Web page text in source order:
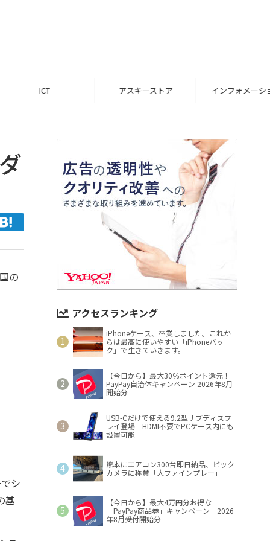
アスキーストア インフォメーション
の
シ
基
アクセスランキング
iPhoneケース、卒業しました。これか
らは最高に使いやすい「iPhoneバッ
ク」で生きていきます。
【今日から】最大30％ポイント還元！
PayPay自治体キャンペーン 2026年8月
開始分
USB-Cだけで使える9.2型サブディスプ
レイ登場 HDMI不要でPCケース内にも
設置可能
熊本にエアコン300台即日納品、ビック
カメラに称賛「大ファインプレー」
【今日から】最大4万円分お得な
「PayPay商品券」キャンペーン 2026
年8月受付開始分